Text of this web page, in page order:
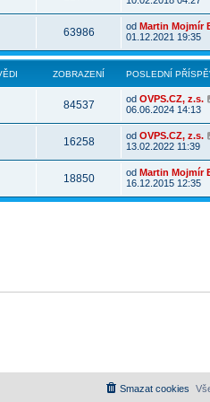
63986 od Martin Mojmír
01.12.2021 19:35
ZOBRAZENÍ POSLEDNÍ
84537 od OVPS.CZ, z.s.
06.06.2024 14:13
16258 od OVPS.CZ, z.s.
13.02.2022 11:39
18850 od Martin Mojmír
16.12.2015 12:35
Smazat cookies